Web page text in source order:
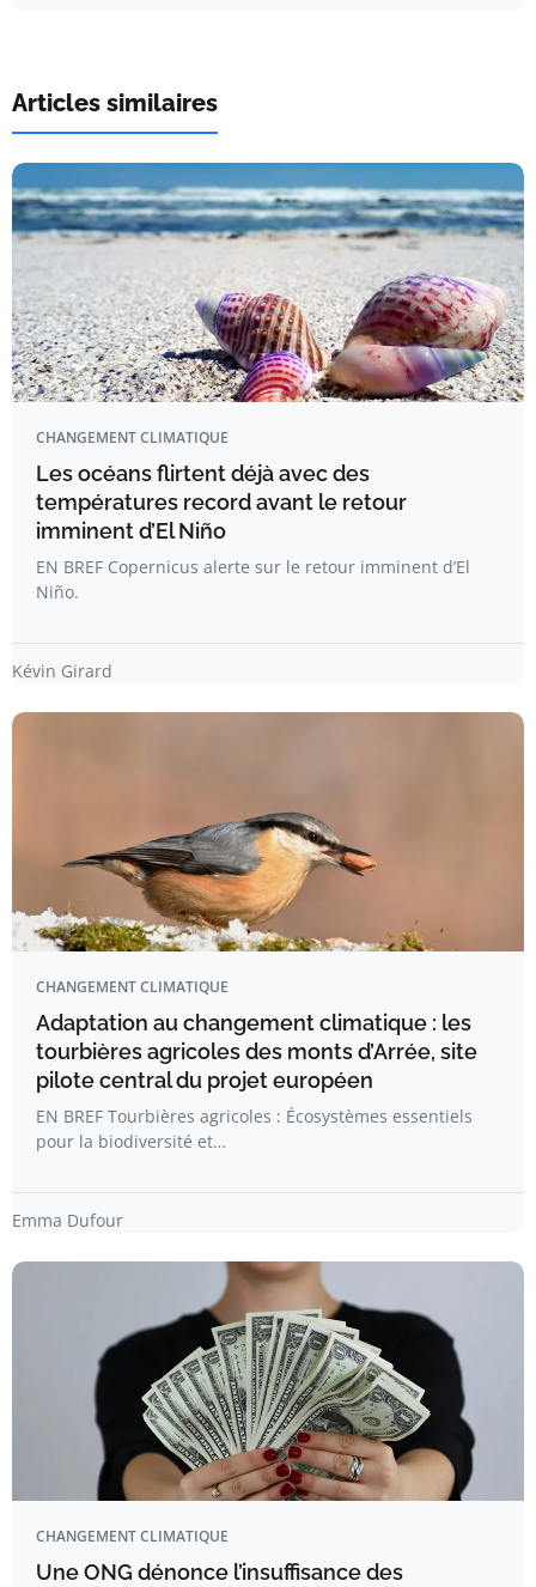
Articles similaires
CHANGEMENT CLIMATIQUE
Les océans flirtent déjà avec des
températures record avant le retour
imminent d’El Niño
EN BREF Copernicus alerte sur le retour imminent d’El
Niño.
Kévin Girard
CHANGEMENT CLIMATIQUE
Adaptation au changement climatique : les
tourbières agricoles des monts d’Arrée, site
pilote central du projet européen
EN BREF Tourbières agricoles : Écosystèmes essentiels
pour la biodiversité et…
Emma Dufour
CHANGEMENT CLIMATIQUE
Une ONG dénonce l’insuffisance des